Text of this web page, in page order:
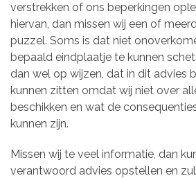
verstrekken of ons beperkingen
hiervan, dan missen wij een of
puzzel. Soms is dat niet
bepaald eindplaatje te kunnen
dan wel op wijzen, dat in dit advies
kunnen zitten omdat wij niet over
beschikken en wat de
kunnen zijn.
Missen wij te veel informatie, dan
verantwoord advies opstellen en